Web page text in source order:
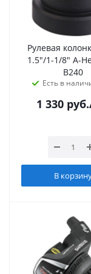
Рулевая
1.5"/1-1/8" A-
B240
Есть в
1 330 руб.
В